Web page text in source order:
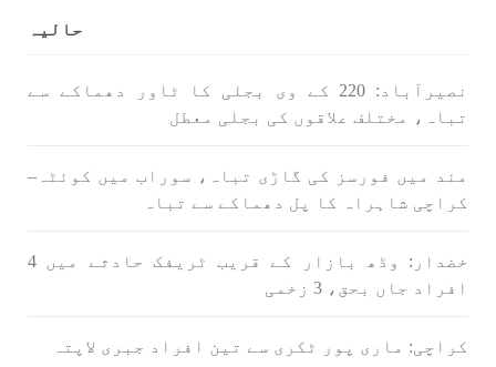
حالیہ
نصیرآباد: 220 کے وی بجلی کا ٹاور دھماکے سے
تباہ، مختلف علاقوں کی بجلی معطل
مند میں فورسز کی گاڑی تباہ، سوراب میں کوئٹہ–
کراچی شاہراہ کا پل دھماکے سے تباہ
خضدار: وڈھ بازار کے قریب ٹریفک حادثے میں 4
افراد جاں بحق، 3 زخمی
کراچی: ماری پور ٹکری سے تین افراد جبری لاپتہ